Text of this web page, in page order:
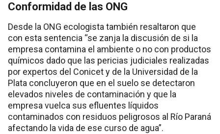
Conformidad de las ONG
Desde la ONG ecologista también resaltaron que
con esta sentencia “se zanja la discusión de si la
empresa contamina el ambiente o no con productos
químicos dado que las pericias judiciales realizadas
por expertos del Conicet y de la Universidad de la
Plata concluyeron que en el suelo se detectaron
elevados niveles de contaminación y que la
empresa vuelca sus efluentes líquidos
contaminados con residuos peligrosos al Río Paraná
afectando la vida de ese curso de agua”.